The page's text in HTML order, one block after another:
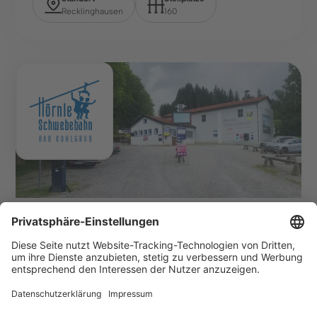
Recklinghausen
160
Freizeit/Natur
Hörnlebahn (Bad Kohlgrub)
Mit der innovativen, digitalen Parklösung von
nur ihre Einnahmen gesteigert, sondern auch ein